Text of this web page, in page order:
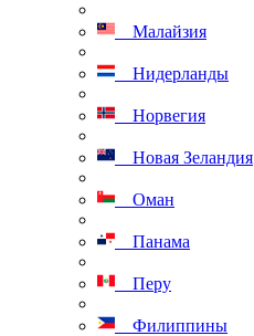
Малайзия
Нидерланды
Норвегия
Новая Зеландия
Оман
Панама
Перу
Филиппины